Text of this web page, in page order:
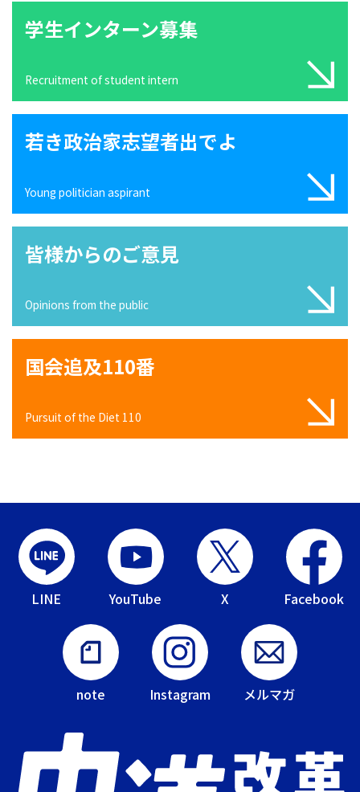
学生インターン募集
Recruitment of student intern
若き政治家志望者出でよ
Young politician aspirant
皆様からのご意見
Opinions from the public
国会追及110番
Pursuit of the Diet 110
LINE YouTube X Facebook
note Instagram メルマガ